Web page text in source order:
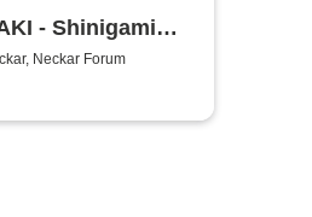
- Shinigami
Neckar Forum